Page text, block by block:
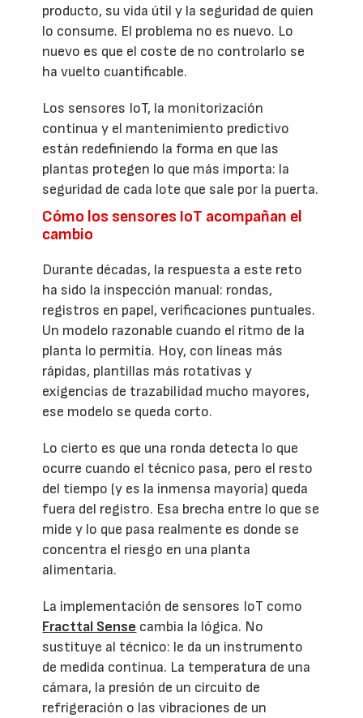
producto, su vida útil y la seguridad de quien
lo consume. El problema no es nuevo. Lo
nuevo es que el coste de no controlarlo se
ha vuelto cuantificable.
Los sensores IoT, la monitorización
continua y el mantenimiento predictivo
están redefiniendo la forma en que las
plantas protegen lo que más importa: la
seguridad de cada lote que sale por la puerta.
Cómo los sensores IoT acompañan el
cambio
Durante décadas, la respuesta a este reto
ha sido la inspección manual: rondas,
registros en papel, verificaciones puntuales.
Un modelo razonable cuando el ritmo de la
planta lo permitía. Hoy, con líneas más
rápidas, plantillas más rotativas y
exigencias de trazabilidad mucho mayores,
ese modelo se queda corto.
Lo cierto es que una ronda detecta lo que
ocurre cuando el técnico pasa, pero el resto
del tiempo (y es la inmensa mayoría) queda
fuera del registro. Esa brecha entre lo que se
mide y lo que pasa realmente es donde se
concentra el riesgo en una planta
alimentaria.
La implementación de sensores IoT como
Fracttal Sense cambia la lógica. No
sustituye al técnico: le da un instrumento
de medida continua. La temperatura de una
cámara, la presión de un circuito de
refrigeración o las vibraciones de un